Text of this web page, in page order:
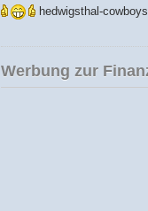
hedwigsthal-
Werbung zur